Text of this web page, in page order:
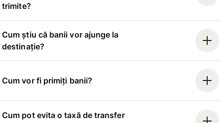
trimite?
Cum știu că banii vor ajunge la
destinație?
Cum vor fi primiți banii?
Cum pot evita o taxă de transfer